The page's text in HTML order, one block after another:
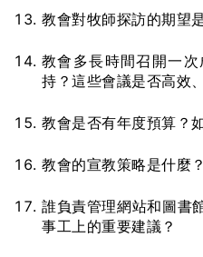
教會對牧師探訪的期望
教會多長時間召開一
持？這些會議是否高效
教會是否有年度預算？
教會的宣教策略是什麼？
誰負責管理網站和圖書
事工上的重要建議？